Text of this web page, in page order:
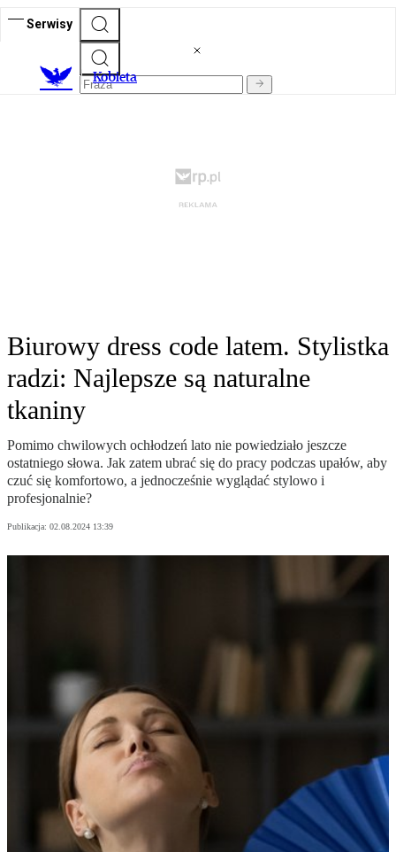
Serwisy
Kobieta
Biurowy dress code latem. Stylistka
radzi: Najlepsze są naturalne
tkaniny
Pomimo chwilowych ochłodzeń lato nie powiedziało jeszcze
ostatniego słowa. Jak zatem ubrać się do pracy podczas upałów, aby
czuć się komfortowo, a jednocześnie wyglądać stylowo i
profesjonalnie?
Publikacja: 02.08.2024 13:39